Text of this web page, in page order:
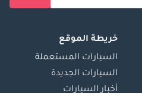
خريطة الموقع
السيارات المستعملة
السيارات الجديدة
أخبار السيارات